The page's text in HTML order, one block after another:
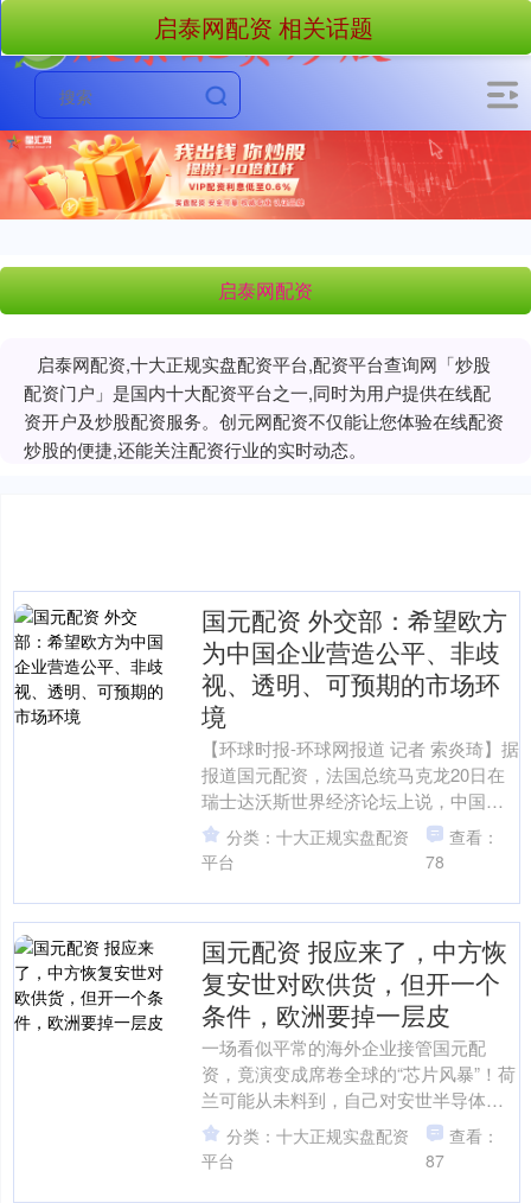
启泰网配资
启泰网配资,十大正规实盘配资平台,配资平台查询网「炒股
配资门户」是国内十大配资平台之一,同时为用户提供在线配
资开户及炒股配资服务。创元网配资不仅能让您体验在线配资
炒股的便捷,还能关注配资行业的实时动态。
启泰网配资 相关话题
国元配资 外交部：希望欧方
为中国企业营造公平、非歧
视、透明、可预期的市场环
境
【环球时报-环球网报道 记者 索炎琦】据
报道国元配资，法国总统马克龙20日在
瑞士达沃斯世界经济论坛上说，中国是
受欢迎的，“但我们需要的是中国在一些
关键领域对欧洲....
分类：十大正规实盘配资
平台
查看：
78
国元配资 报应来了，中方恢
复安世对欧供货，但开一个
条件，欧洲要掉一层皮
一场看似平常的海外企业接管国元配
资，竟演变成席卷全球的“芯片风暴”！荷
兰可能从未料到，自己对安世半导体荷
兰分公司的强制行动，竟成了全球供应
链的“压力测试”！ 这....
分类：十大正规实盘配资
平台
查看：
87